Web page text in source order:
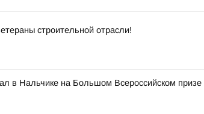
строительной отрасли!
в Нальчике на Большом Всероссийском